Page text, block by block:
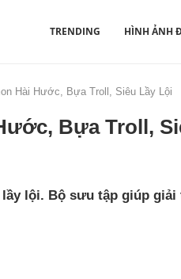
TRENDING HÌNH ẢNH
Hài Hước, Bựa Troll, Siêu Lầy Lội
Bựa Troll,
lội. Bộ sưu tập giúp giải